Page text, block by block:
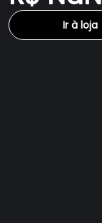
Ir à loja